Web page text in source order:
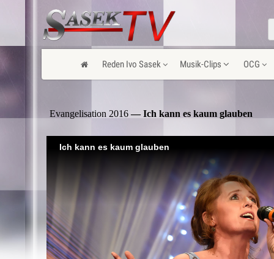
Reden Ivo Sasek Musik-Clips OCG
Evangelisation 2016— Ich kann es kaum glauben
Ich kann es kaum glauben